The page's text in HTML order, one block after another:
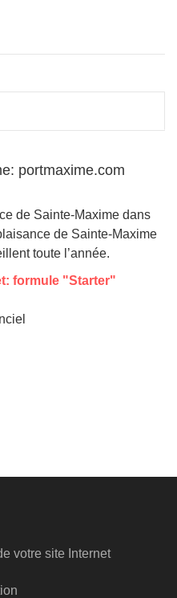
portmaxime.com
de Sainte-Maxime dans
de Sainte-Maxime
toute l’année.
formule "Starter"
votre site Internet